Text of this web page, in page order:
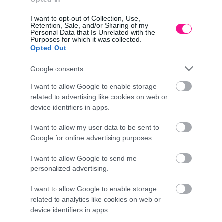
I want to opt-out of Collection, Use,
Retention, Sale, and/or Sharing of my
Personal Data that Is Unrelated with the
Purposes for which it was collected.
Opted Out
Google consents
I want to allow Google to enable storage
related to advertising like cookies on web or
device identifiers in apps.
I want to allow my user data to be sent to
Google for online advertising purposes.
I want to allow Google to send me
personalized advertising.
I want to allow Google to enable storage
related to analytics like cookies on web or
device identifiers in apps.
Άμεση αποδέσμευση του οργανικού φωσφόρου που εμπεριέχει –
ταχεία ριζοβολία φυτών!
Ιδανικό και για καλλιέργεια ανθέων, λαχανικών και σχηματισμό
Ενεργοποίηση των ευεργετικών μικροοργανισμών στο έδαφος
Σε μορφή minigran για τέλεια διανομή και απορρόφηση, χωρίς σκόνη
Ασφαλές για ανθρώπους και κατοικίδια
100% οργανικό λίπασμα: σχηματίζεται ο χούμος που βοηθά στον
εμπλουτισμό αλλά και τη διατήρηση των θρεπτικών συστατικών του
Παραχώστε 1-3 κουταλιές της σούπας σε κάθε γλάστρα ανάλογα με
το μέγεθος ή
1-2 κουταλιές της σούπας ανά μικρό φυτό στο έδαφος ή
Ακολουθεί πότισμα
Εφαρμογή: Κάθε 20-25 μέρες.